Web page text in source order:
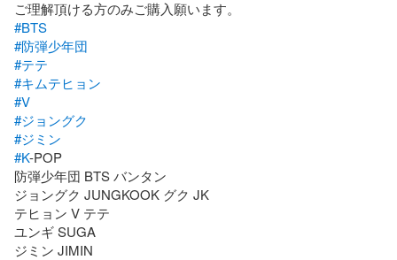
#BTS
#防弾少年団
#テテ
#キムテヒョン
#V
#ジョングク
#ジミン
#K-POP
防弾少年団 BTS バンタン
ジョングク JUNGKOOK グク JK
テヒョン V テテ
ユンギ SUGA
ジミン JIMIN